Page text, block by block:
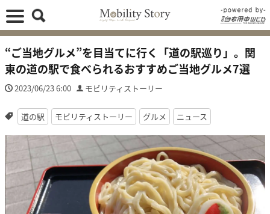
“ご当地グルメ”を目当てに行く「道の駅巡り」。関
東の道の駅で食べられるおすすめご当地グルメ7選
2023/06/23 6:00 モビリティストーリー
道の駅 モビリティストーリー グルメ ニュース